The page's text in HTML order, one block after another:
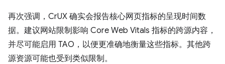
再次强调，CrUX 确实会报告核心网页指标的呈现时间数
据。建议网站限制影响 Core Web Vitals 指标的跨源内容，
并尽可能启用 TAO，以便更准确地衡量这些指标。其他跨
源资源可能也受到类似限制。